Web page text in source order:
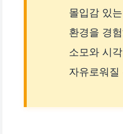
몰입감 있
환경을 경
소모와 시
자유로워질